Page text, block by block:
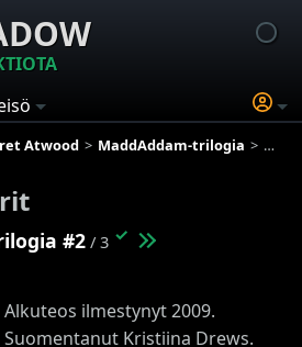
Atwood MaddAddam-trilogia
#2 / 3 ✓
Alkuteos ilmestynyt 2009.
Suomentanut Kristiina Drews.